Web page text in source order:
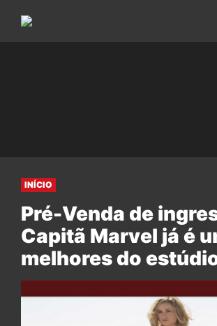
INÍCIO
Pré-Venda de
Capitã Marvel já é
melhores do